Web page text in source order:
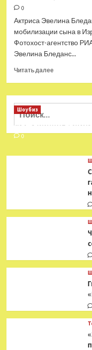
0
Актриса Эвелина
мобилизации сына в
Фотохост-агентство
Эвелина Бледанс...
Читать далееПрочитать
Эвелина
о
возможной
сына
Найти:
Шоубиз
Мошенники
0